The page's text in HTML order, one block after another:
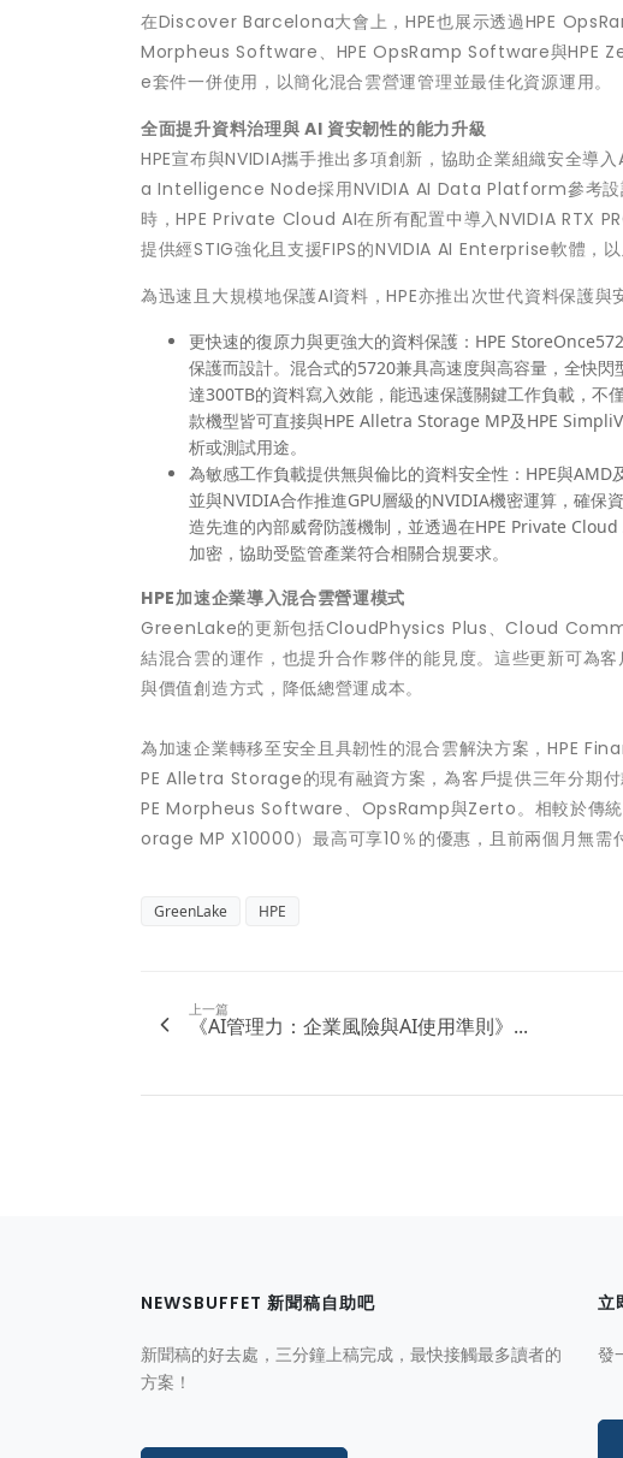
在Discover Barcelona大會上，HPE也展示透過HPE
Morpheus Software、HPE OpsRamp Software與HPE
e套件一併使用，以簡化混合雲營運管理並最佳化資源運用。
全面提升資料治理與 AI 資安韌性的能力升級
HPE宣布與NVIDIA攜手推出多項創新，協助企業組織安全
a Intelligence Node採用NVIDIA AI Data Platform參考設
時，HPE Private Cloud AI在所有配置中導入NVIDIA RTX
提供經STIG強化且支援FIPS的NVIDIA AI Enterprise軟體，以
為迅速且大規模地保護AI資料，HPE亦推出次世代資料保護與
更快速的復原力與更強大的資料保護：HPE
保護而設計。混合式的5720兼具高速度與高容量，全快
達300TB的資料寫入效能，能迅速保護關鍵工作負載，不
款機型皆可直接與HPE Alletra Storage MP及HPE
析或測試用途。
為敏感工作負載提供無與倫比的資料安全性：HPE與
並與NVIDIA合作推進GPU層級的NVIDIA機密運算，確保
造先進的內部威脅防護機制，並透過在HPE Private
加密，協助受監管產業符合相關合規要求。
HPE加速企業導入混合雲營運模式
GreenLake的更新包括CloudPhysics Plus、Cloud
結混合雲的運作，也提升合作夥伴的能見度。這些更新可為
與價值創造方式，降低總營運成本。
為加速企業轉移至安全且具韌性的混合雲解決方案，HPE
PE Alletra Storage的現有融資方案，為客戶提供三年分期
PE Morpheus Software、OpsRamp與Zerto。相較於傳
orage MP X10000）最高可享10％的優惠，且前兩個月無需
GreenLake HPE
上一篇
《AI管理力：企業風險與AI使用準則》...
NEWSBUFFET 新聞稿自助吧
新聞稿的好去處，三分鐘上稿完成，最快接觸最多讀者的
方案！
立
發